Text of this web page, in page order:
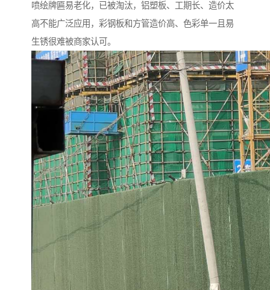
喷绘牌匾易老化，已被淘汰，铝塑板、工期长、造价太
高不能广泛应用，彩钢板和方管造价高、色彩单一且易
生锈很难被商家认可。